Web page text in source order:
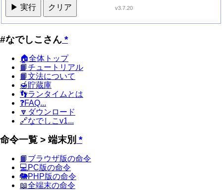
▶ 実行 クリア v3.7.20
#なでしこさん *
🏠全体トップ
📙チュートリアル
📙文法について
🍯貯蔵庫
👣ランタイムとは
❓FAQ...
🔽ダウンロード
🔗なでしこv1...
命令一覧 > 端末別 *
📙ブラウザ版の命令
💻PC版の命令
🐘PHP版の命令
📖全端末の命令